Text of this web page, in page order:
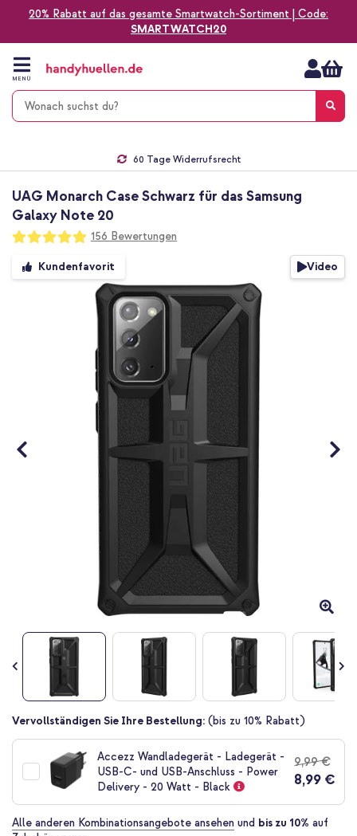
20% Rabatt auf das gesamte Smartwatch-Sortiment | Code:
SMARTWATCH20
Zum
Inhalt
springen
MENÜ
60 Tage Widerrufsrecht
UAG Monarch Case Schwarz für das Samsung
Galaxy Note 20
Bewertung:
98
100
156 Bewertungen
Zum
Ende
Kundenfavorit Video
Zum
Bildgalerie
springen
Vervollständigen Sie Ihre Bestellung: (bis zu 10% Rabatt)
Accezz Wandladegerät - Ladegerät -
USB-C- und USB-Anschluss - Power
Delivery - 20 Watt - Black
9,99 €
8,99 €
Alle anderen Kombinationsangebote ansehen und bis zu 10% auf